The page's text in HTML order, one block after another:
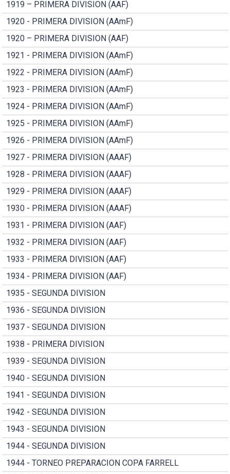
1919 – PRIMERA DIVISION (AAF)
1920 - PRIMERA DIVISION (AAmF)
1920 – PRIMERA DIVISION (AAF)
1921 - PRIMERA DIVISION (AAmF)
1922 - PRIMERA DIVISION (AAmF)
1923 - PRIMERA DIVISION (AAmF)
1924 - PRIMERA DIVISION (AAmF)
1925 - PRIMERA DIVISION (AAmF)
1926 - PRIMERA DIVISION (AAmF)
1927 - PRIMERA DIVISION (AAAF)
1928 - PRIMERA DIVISION (AAAF)
1929 - PRIMERA DIVISION (AAAF)
1930 - PRIMERA DIVISION (AAAF)
1931 - PRIMERA DIVISION (AAF)
1932 - PRIMERA DIVISION (AAF)
1933 - PRIMERA DIVISION (AAF)
1934 - PRIMERA DIVISION (AAF)
1935 - SEGUNDA DIVISION
1936 - SEGUNDA DIVISION
1937 - SEGUNDA DIVISION
1938 - PRIMERA DIVISION
1939 - SEGUNDA DIVISION
1940 - SEGUNDA DIVISION
1941 - SEGUNDA DIVISION
1942 - SEGUNDA DIVISION
1943 - SEGUNDA DIVISION
1944 - SEGUNDA DIVISION
1944 - TORNEO PREPARACION COPA FARRELL